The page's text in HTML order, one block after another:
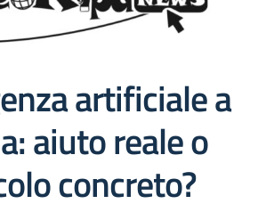
artificiale a
aiuto reale o
concreto?